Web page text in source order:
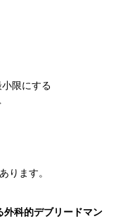
限にする
ります。
外科的デブリードマン